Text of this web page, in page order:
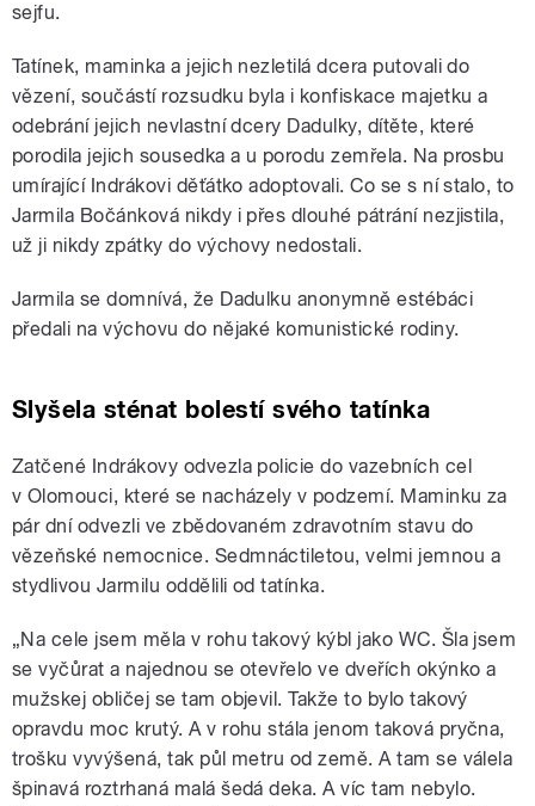
sejfu.
Tatínek, maminka a jejich nezletilá dcera putovali do
vězení, součástí rozsudku byla i konfiskace majetku a
odebrání jejich nevlastní dcery Dadulky, dítěte, které
porodila jejich sousedka a u porodu zemřela. Na prosbu
umírající Indrákovi děťátko adoptovali. Co se s ní stalo, to
Jarmila Bočánková nikdy i přes dlouhé pátrání nezjistila,
už ji nikdy zpátky do výchovy nedostali.
Jarmila se domnívá, že Dadulku anonymně estébáci
předali na výchovu do nějaké komunistické rodiny.
Slyšela sténat bolestí svého tatínka
Zatčené Indrákovy odvezla policie do vazebních cel
v Olomouci, které se nacházely v podzemí. Maminku za
pár dní odvezli ve zbědovaném zdravotním stavu do
vězeňské nemocnice. Sedmnáctiletou, velmi jemnou a
stydlivou Jarmilu oddělili od tatínka.
„Na cele jsem měla v rohu takový kýbl jako WC. Šla jsem
se vyčůrat a najednou se otevřelo ve dveřích okýnko a
mužskej obličej se tam objevil. Takže to bylo takový
opravdu moc krutý. A v rohu stála jenom taková pryčna,
trošku vyvýšená, tak půl metru od země. A tam se válela
špinavá roztrhaná malá šedá deka. A víc tam nebylo.